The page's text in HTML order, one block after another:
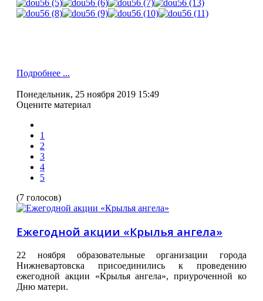
Подробнее ...
Понедельник, 25 ноября 2019 15:49
Оцените материал
1
2
3
4
5
(7 голосов)
Ежегодной акции «Крылья ангела»
22 ноября образовательные организации города
Нижневартовска присоединились к проведению
ежегодной акции «Крылья ангела», приуроченной ко
Дню матери.